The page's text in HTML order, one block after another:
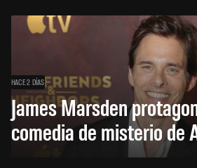
HACE 2 DÍAS
James Marsden
comedia de misterio de